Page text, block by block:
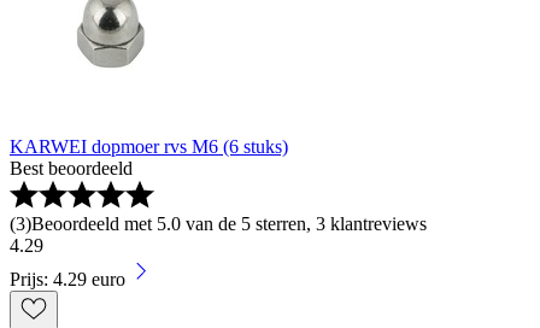
KARWEI dopmoer rvs M6 (6 stuks)
Best beoordeeld
(3)Beoordeeld met 5.0 van de 5 sterren, 3 klantreviews
4.29
Prijs: 4.29 euro